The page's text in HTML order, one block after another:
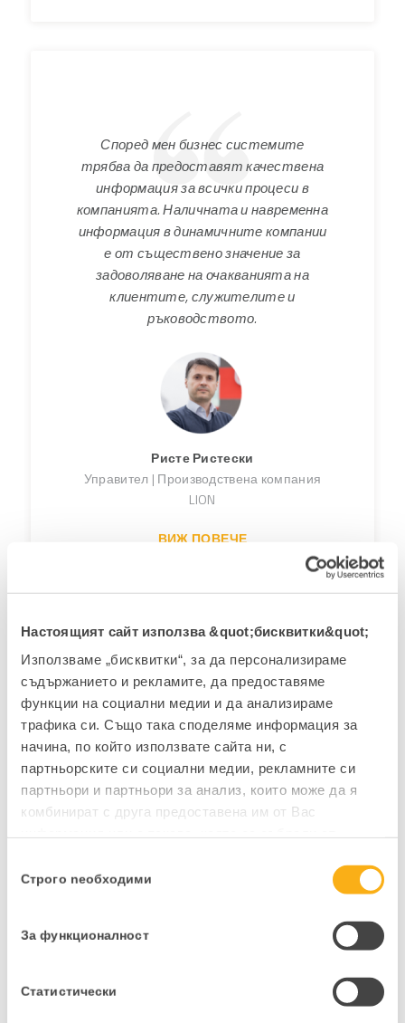
Настоящият сайт използва &quot;бисквитки&quot;
Използваме „бисквитки“, за да персонализираме
съдържанието и рекламите, да предоставяме
функции на социални медии и да анализираме
трафика си. Също така споделяме информация за
начина, по който използвате сайта ни, с
партньорските си социални медии, рекламните си
партньори и партньори за анализ, които може да я
комбинират с друга предоставена им от Вас
наСтрого nеобходими
За функционалност
Статистически
Според мен бизнес системите
трябва да предоставят качествена
информация за всички процеси в
компанията. Наличната и навременна
информация в динамичните компании
е от съществено значение за
задоволяване на очакванията на
клиентите, служителите и
ръководството.
Ристе Ристески
Управител | Производствена компания
LION
ВИЖ ПОВЕЧЕ
Екипът на Datalab реализира
материални, финансови и POS
операции за нас. Използвайки бизнес
решението Pantheon, получихме по-
лесна проследимост на документите,
на инвентара, проследяваме всички
условия и получаваме подробни
отчети според нашите нужди. С
дейността, както и ясни данни, които
развитие и бизнес.